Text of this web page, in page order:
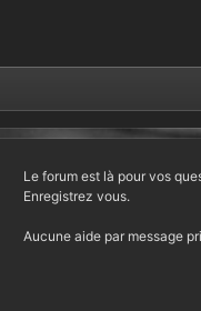
Le forum est là pour vos
Enregistrez vous.
Aucune aide par message